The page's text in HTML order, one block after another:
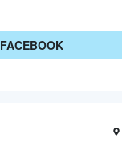
FACEBOOK